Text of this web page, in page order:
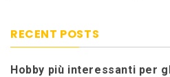
RECENT POSTS
Hobby più interessanti per